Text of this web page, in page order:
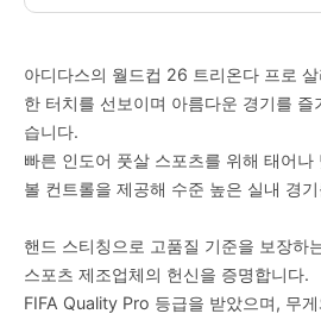
아디다스의 월드컵 26 트리온다 프로
한 터치를 선보이며 아름다운 경기를 즐
습니다.
빠른 인도어 풋살 스포츠를 위해 태어
볼 컨트롤을 제공해 수준 높은 실내 경
핸드 스티칭으로 고품질 기준을 보장하
스포츠 제조업체의 헌신을 증명합니다.
FIFA Quality Pro 등급을 받았으며, 무